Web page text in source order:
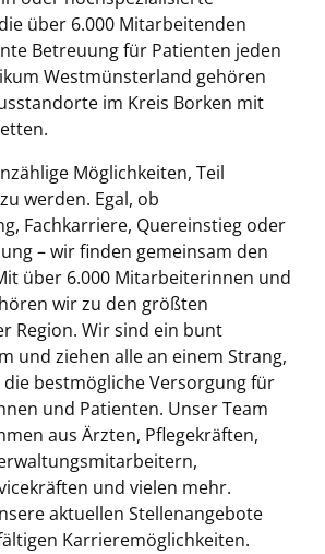
über 6.000 Mitarbeitenden
Betreuung für Patienten jeden
Westmünsterland gehören
im Kreis Borken mit
Möglichkeiten, Teil
werden. Egal, ob
Fachkarriere, Quereinstieg oder
– wir finden gemeinsam den
über 6.000 Mitarbeiterinnen und
wir zu den größten
Region. Wir sind ein bunt
und ziehen alle an einem Strang,
bestmögliche Versorgung für
und Patienten. Unser Team
aus Ärzten, Pflegekräften,
und vielen mehr.
aktuellen Stellenangebote
Karrieremöglichkeiten.